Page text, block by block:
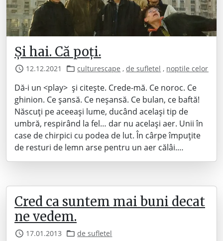
Și hai. Că poți.
12.12.2021 culturescape ,de sufletel , noptile celor
Dă-i un <play> și citește. Crede-mă. Ce noroc. Ce
ghinion. Ce șansă. Ce neșansă. Ce bulan, ce baftă!
Născuți pe aceeași lume, ducând același tip de
umbră, respirând la fel… dar nu același aer. Unii în
case de chirpici cu podea de lut. În cârpe împuțite
de resturi de lemn arse pentru un aer călâi.…
Cred ca suntem mai buni decat
ne vedem.
17.01.2013 de sufletel